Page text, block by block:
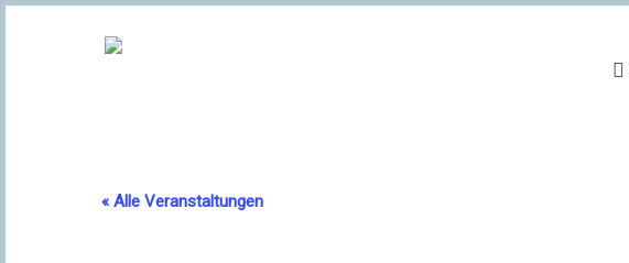
« Alle Veranstaltungen